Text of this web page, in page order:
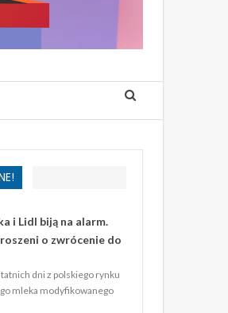
i Lidl biją na alarm.
o zwrócenie do
dni z polskiego rynku
mleka modyfikowanego